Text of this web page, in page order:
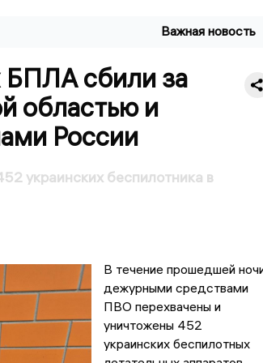
Важная новость
БПЛА сбили за
областью и
России
украинских беспилотника в
В течение прошедшей
дежурными средствами
ПВО перехвачены и
уничтожены 452
украинских беспилотных